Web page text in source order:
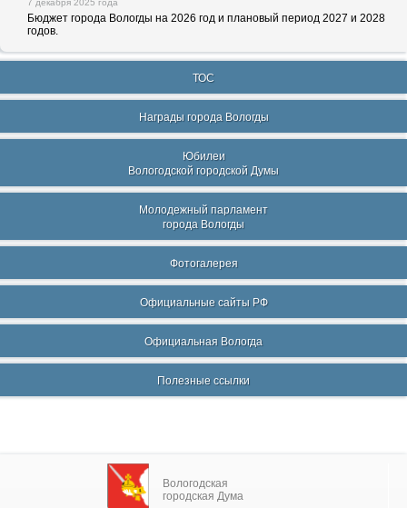
7 декабря 2025 года
Бюджет города Вологды на 2026 год и плановый период 2027 и 2028
годов.
ТОС
Награды города Вологды
Юбилеи
Вологодской городской Думы
Молодежный парламент
города Вологды
Фотогалерея
Официальные сайты РФ
Официальная Вологда
Полезные ссылки
Вологодская
городская Дума